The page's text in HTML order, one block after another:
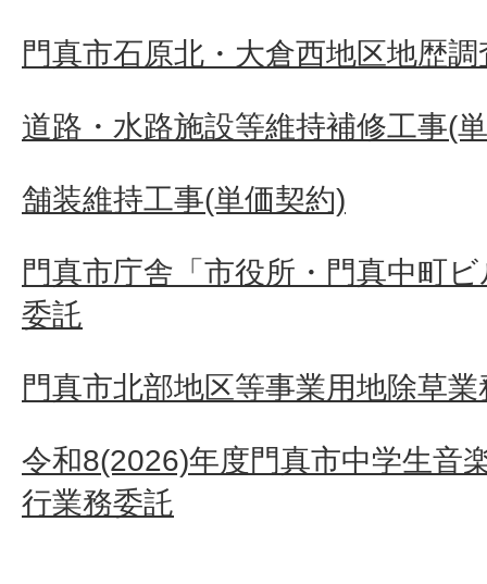
門真市石原北・大倉西地区地歴
道路・水路施設等維持補修工事(
舗装維持工事(単価契約)
門真市庁舎「市役所・門真中町
委託
門真市北部地区等事業用地除草業
令和8(2026)年度門真市中学生音
行業務委託